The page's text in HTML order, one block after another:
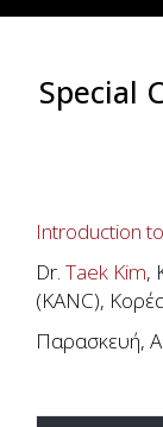
Special
Introduction
Dr. Taek Kim,
(KANC),
Παρασκευή,